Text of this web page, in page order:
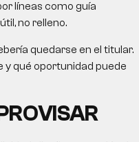
líneas como guía
no relleno.
quedarse en el titular.
y qué oportunidad puede